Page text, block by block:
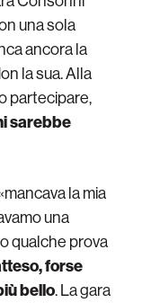
una sola
ancora la
la sua. Alla
partecipare,
sarebbe
la mia
una
qualche prova
forse
bello. La gara